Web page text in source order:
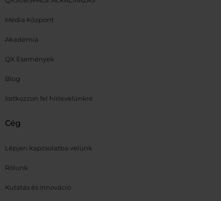
Média Központ
Akadémia
QX Események
Blog
Iratkozzon fel hírlevelünkre
Cég
Lépjen kapcsolatba velünk
Rólunk
Kutatás és innováció